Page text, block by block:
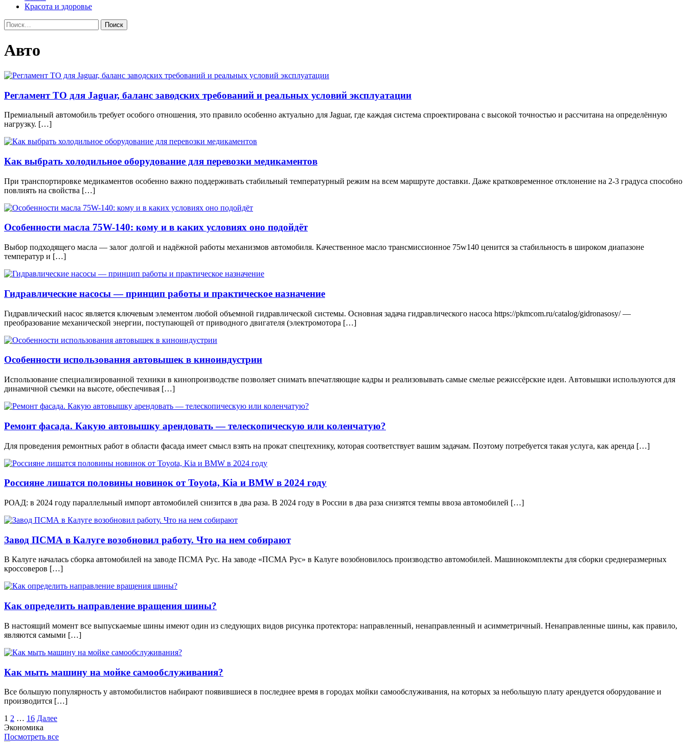
Красота и здоровье
Найти:
Авто
Регламент ТО для Jaguar, баланс заводских требований и реальных условий эксплуатации
Премиальный автомобиль требует особого отношения, это правило особенно актуально для Jaguar, где каждая система спроектирована с высокой точностью и рассчитана на определённую
нагрузку. […]
Как выбрать холодильное оборудование для перевозки медикаментов
При транспортировке медикаментов особенно важно поддерживать стабильный температурный режим на всем маршруте доставки. Даже кратковременное отклонение на 2-3 градуса способно
повлиять на свойства […]
Особенности масла 75W-140: кому и в каких условиях оно подойдёт
Выбор подходящего масла — залог долгой и надёжной работы механизмов автомобиля. Качественное масло трансмиссионное 75w140 ценится за стабильность в широком диапазоне
температур и […]
Гидравлические насосы — принцип работы и практическое назначение
Гидравлический насос является ключевым элементом любой объемной гидравлической системы. Основная задача гидравлического насоса https://pkmcom.ru/catalog/gidronasosy/ —
преобразование механической энергии, поступающей от приводного двигателя (электромотора […]
Особенности использования автовышек в киноиндустрии
Использование специализированной техники в кинопроизводстве позволяет снимать впечатляющие кадры и реализовывать самые смелые режиссёрские идеи. Автовышки используются для
динамичной съемки на высоте, обеспечивая […]
Ремонт фасада. Какую автовышку арендовать — телескопическую или коленчатую?
Для проведения ремонтных работ в области фасада имеет смысл взять на прокат спецтехнику, которая соответствует вашим задачам. Поэтому потребуется такая услуга, как аренда […]
Россияне лишатся половины новинок от Toyota, Kia и BMW в 2024 году
РОАД: в 2024 году параллельный импорт автомобилей снизится в два раза. В 2024 году в России в два раза снизятся темпы ввоза автомобилей […]
Завод ПСМА в Калуге возобновил работу. Что на нем собирают
В Калуге началась сборка автомобилей на заводе ПСМА Рус. На заводе «ПСМА Рус» в Калуге возобновилось производство автомобилей. Машинокомплекты для сборки среднеразмерных
кроссоверов […]
Как определить направление вращения шины?
В настоящий момент все выпускаемые шины имеют один из следующих видов рисунка протектора: направленный, ненаправленный и асимметричный. Ненаправленные шины, как правило,
являются самыми […]
Как мыть машину на мойке самообслуживания?
Все большую популярность у автомобилистов набирают появившиеся в последнее время в городах мойки самообслуживания, на которых за небольшую плату арендуется оборудование и
производится […]
Пагинация
записей
1 2 … 16 Далее
Экономика
Посмотреть все